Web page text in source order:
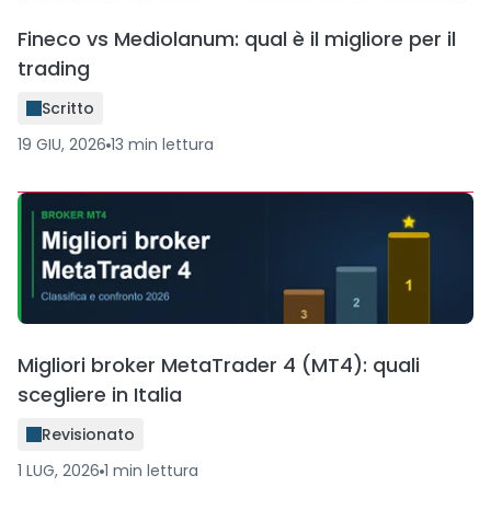
Fineco vs Mediolanum: qual è il migliore per il
trading
Scritto
19 GIU, 2026 13 min lettura
Migliori broker MetaTrader 4 (MT4): quali
scegliere in Italia
Revisionato
1 LUG, 2026 1 min lettura